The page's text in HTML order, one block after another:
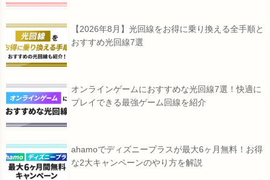
【2026年8月】光回線をお得に乗り換える全手順と
おすすめ光回線7選
オンラインゲームにおすすめな光回線7選！快適に
プレイできる最強ゲーム回線を紹介
ahamoでディズニープラスが最大6ヶ月無料！お得
な2大キャンペーンのやり方を解説